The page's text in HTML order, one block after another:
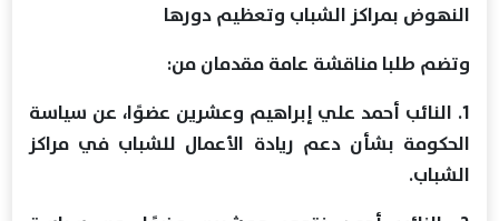
النهوض بمراكز الشباب وتعظيم دورها
وتضم طلبا مناقشة عامة مقدمان من:
1. النائب أحمد علي إبراهيم وعشرين عضوًا، عن سياسة
الحكومة بشأن دعم ريادة الأعمال للشباب في مراكز
الشباب.